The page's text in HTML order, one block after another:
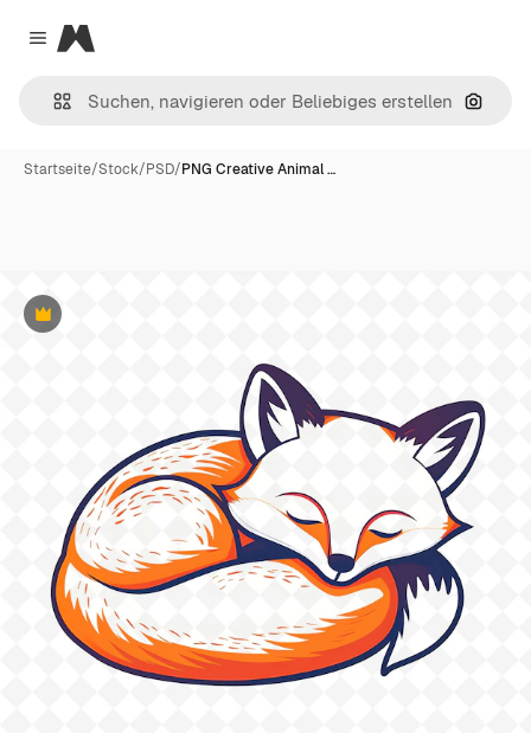
Close menu
Magnific
Nach
Startseite/Stock/PSD/PNG Creative Animal …
Premium